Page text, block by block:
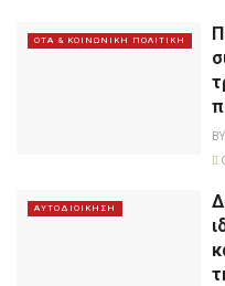
ΟΤΑ & ΚΟΙΝΩΝΙΚΗ ΠΟΛΙΤΙΚΗ
BY
ΑΥΤΟΔΙΟΙΚΗΣΗ